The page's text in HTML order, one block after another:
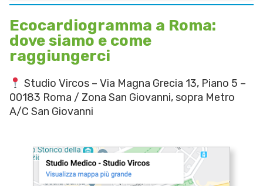
Ecocardiogramma a Roma:
dove siamo e come
raggiungerci
Studio Vircos – Via Magna Grecia 13, Piano 5 –
00183 Roma / Zona San Giovanni, sopra Metro
A/C San Giovanni